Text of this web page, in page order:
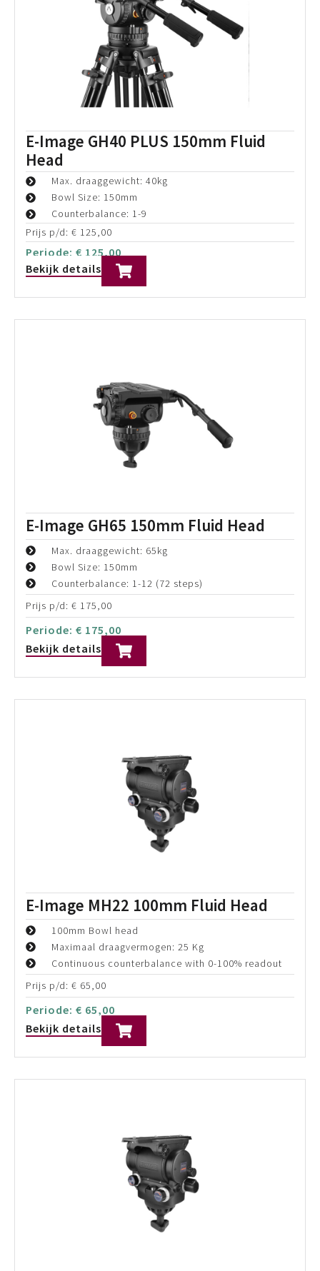
Maximale hoogte van 328cm
Ideaal voor Swit FM-215HDR Monitor
Ook geschikt voor alle type verlichting
Prijs p/d:€ 30,00
Periode:€30,00
Bekijk details
Head
Max. draaggewicht: 40kg
Bowl Size: 150mm
Counterbalance: 1-9
Prijs p/d:€125,00
Periode:€125,00
Bekijk details
Max. draaggewicht: 65kg
Bowl Size: 150mm
Prijs p/d:€175,00
Periode:€175,00
Bekijk details